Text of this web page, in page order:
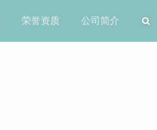
荣誉资质 公司简介